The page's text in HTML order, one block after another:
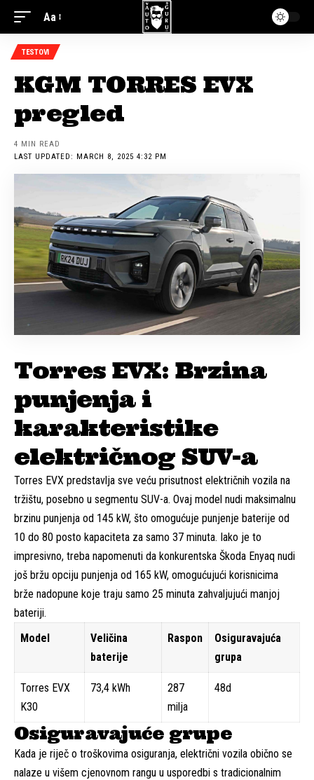
Aa
TESTOVI
KGM TORRES EVX
pregled
LAST UPDATED: MARCH 8, 2025 4:32 PM
4 MIN READ
Torres EVX: Brzina
punjenja i
karakteristike
električnog SUV-a
Torres EVX predstavlja sve veću prisutnost električnih vozila na
tržištu, posebno u segmentu SUV-a. Ovaj model nudi maksimalnu
brzinu punjenja od 145 kW, što omogućuje punjenje baterije od
10 do 80 posto kapaciteta za samo 37 minuta. Iako je to
impresivno, treba napomenuti da konkurentska Škoda Enyaq nudi
još bržu opciju punjenja od 165 kW, omogućujući korisnicima
brže nadopune koje traju samo 25 minuta zahvaljujući manjoj
bateriji.
Model
Veličina
baterije
Raspon
Osiguravajuća
grupa
Torres EVX
K30
73,4 kWh
287
milja
48d
Osiguravajuće grupe
Kada je riječ o troškovima osiguranja, električni vozila obično se
nalaze u višem cjenovnom rangu u usporedbi s tradicionalnim